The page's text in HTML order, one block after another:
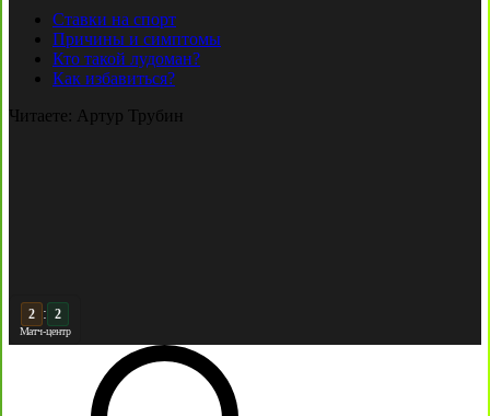
Ставки на спорт
Причины и симптомы
Кто такой лудоман?
Как избавиться?
Читаете: Артур Трубин
3 : 2
Матч-центр